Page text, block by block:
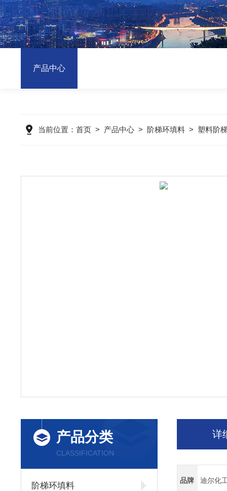
产品中心
当前位置： 首页> 产品中心> 阶梯环填料> 塑料阶
产品分类
CLASSIFICATION
阶梯环填料
详
品牌 迪尔化